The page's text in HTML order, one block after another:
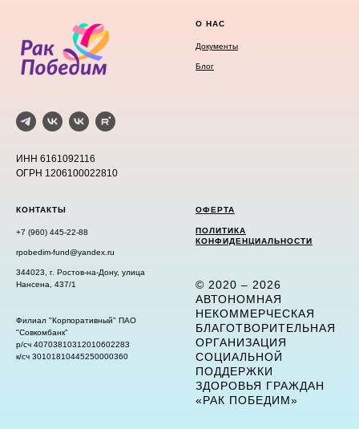
ИНН 6161092116
ОГРН 1206100022810
О НАС
Документы
Блог
КОНТАКТЫ
+7 (960) 445-22-88
rpobedim-fund@yandex.ru
344023, г. Ростов-на-Дону, улица
Нансена, 437/1
Филиал "Корпоративный" ПАО
"Совкомбанк"
р/сч 40703810312010602283
к/сч 30101810445250000360
ОФЕРТА
ПОЛИТИКА
КОНФИДЕНЦИАЛЬНОСТИ
© 2020 – 2026
АВТОНОМНАЯ
НЕКОММЕРЧЕСКАЯ
БЛАГОТВОРИТЕЛЬНАЯ
ОРГАНИЗАЦИЯ
СОЦИАЛЬНОЙ
ПОДДЕРЖКИ
ЗДОРОВЬЯ ГРАЖДАН
«РАК ПОБЕДИМ»